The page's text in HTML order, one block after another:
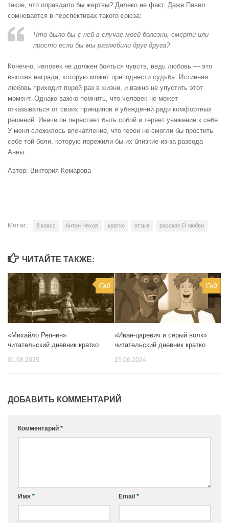
такое, что оправдало бы жертвы? Далеко не факт. Даже Павел
сомневается в перспективах такого союза:
Что было бы с ней в случае моей болезни, смерти или
просто если бы мы разлюбили друг друга?
Конечно, человек не должен бояться чувств, ведь любовь — это
высшая награда, которую может преподнести судьба. Истинная
любовь приходит порой раз в жизни, и важно не упустить этот
момент. Однако важно помнить, что человек не может
отказываться от своих принципов и убеждений ради комфортных
решений. Иначе он перестает быть собой и теряет уважение к себе.
У меня сложилось впечатление, что герои не смогли бы простить
себе той боли, которую пережили бы их близкие из-за развода
Анны.
Автор: Виктория Комарова
Метки: 8 класс Антон Чехов кратко отзыв рассказ О любви
ЧИТАЙТЕ ТАКЖЕ:
0
«Михайло Репнин»
читательский дневник кратко
01.08.2025
0
«Иван-царевич и серый волк»
читательский дневник кратко
15.06.2024
ДОБАВИТЬ КОММЕНТАРИЙ
Комментарий *
Имя * Email *